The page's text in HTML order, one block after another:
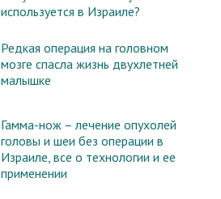
используется в Израиле?
Редкая операция на головном
мозге спасла жизнь двухлетней
малышке
Гамма-нож – лечение опухолей
головы и шеи без операции в
Израиле, все о технологии и ее
применении